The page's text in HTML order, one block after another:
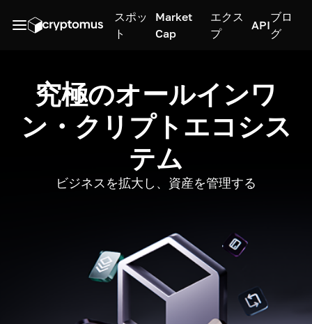
スポッ
ト
Market
Cap
エクス
プ
API
ブロ
グ
究極のオールインワ
ン・クリプトエコシス
テム
ビジネスを拡大し、資産を管理する